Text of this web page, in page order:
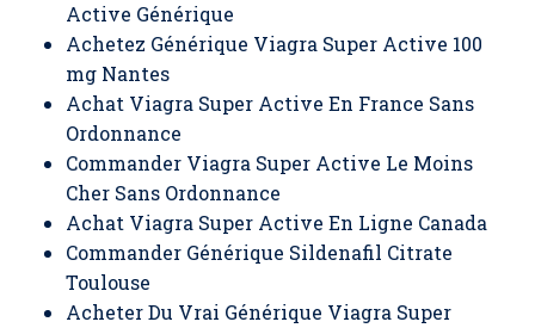
Active Générique
Achetez Générique Viagra Super Active 100
mg Nantes
Achat Viagra Super Active En France Sans
Ordonnance
Commander Viagra Super Active Le Moins
Cher Sans Ordonnance
Achat Viagra Super Active En Ligne Canada
Commander Générique Sildenafil Citrate
Toulouse
Acheter Du Vrai Générique Viagra Super